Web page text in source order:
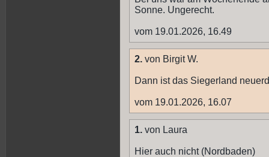
Sonne. Ungerecht.
vom 19.01.2026, 16.49
2. von Birgit W.
Dann ist das Siegerland
vom 19.01.2026, 16.07
1. von Laura
Hier auch nicht (Nordbaden)